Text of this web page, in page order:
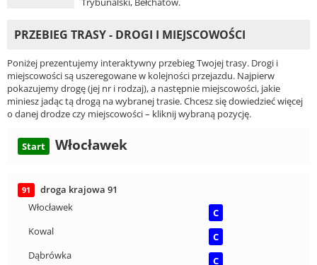
PRZEBIEG TRASY - DROGI I MIEJSCOWOŚCI
Poniżej prezentujemy interaktywny przebieg Twojej trasy. Drogi i
miejscowości są uszeregowane w kolejności przejazdu. Najpierw
pokazujemy drogę (jej nr i rodzaj), a następnie miejscowości, jakie
miniesz jadąc tą drogą na wybranej trasie. Chcesz się dowiedzieć więcej
o danej drodze czy miejscowości – kliknij wybraną pozycję.
Start Włocławek
91
droga krajowa 91
Włocławek
C
Kowal
C
Dąbrówka
C